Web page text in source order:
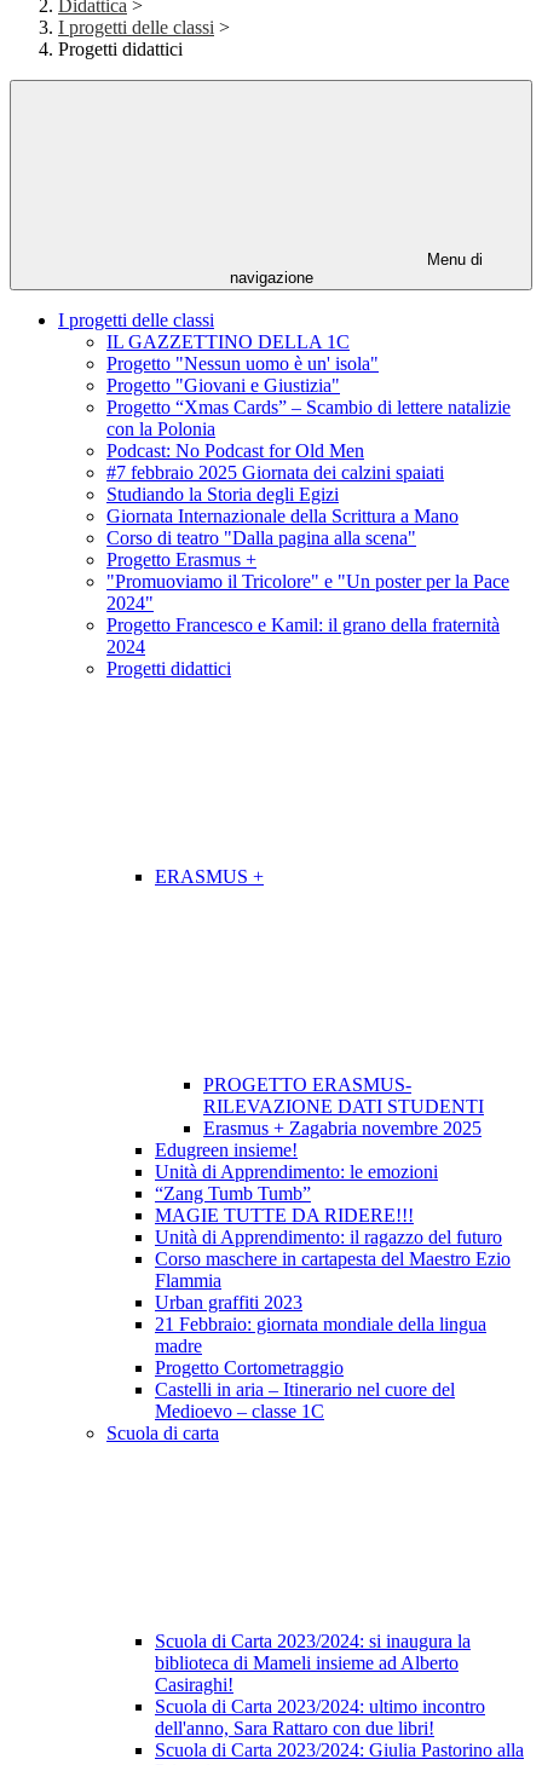
Didattica >
I progetti delle classi >
Progetti didattici
Menu di
navigazione
I progetti delle classi
IL GAZZETTINO DELLA 1C
Progetto "Nessun uomo è un' isola"
Progetto "Giovani e Giustizia"
Progetto “Xmas Cards” – Scambio di lettere natalizie
con la Polonia
Podcast: No Podcast for Old Men
#7 febbraio 2025 Giornata dei calzini spaiati
Studiando la Storia degli Egizi
Giornata Internazionale della Scrittura a Mano
Corso di teatro "Dalla pagina alla scena"
Progetto Erasmus +
"Promuoviamo il Tricolore" e "Un poster per la Pace
2024"
Progetto Francesco e Kamil: il grano della fraternità
2024
Progetti didattici
ERASMUS +
PROGETTO ERASMUS-
RILEVAZIONE DATI STUDENTI
Erasmus + Zagabria novembre 2025
Edugreen insieme!
Unità di Apprendimento: le emozioni
“Zang Tumb Tumb”
MAGIE TUTTE DA RIDERE!!!
Unità di Apprendimento: il ragazzo del futuro
Corso maschere in cartapesta del Maestro Ezio
Flammia
Urban graffiti 2023
21 Febbraio: giornata mondiale della lingua
madre
Progetto Cortometraggio
Castelli in aria – Itinerario nel cuore del
Medioevo – classe 1C
Scuola di carta
Scuola di Carta 2023/2024: si inaugura la
biblioteca di Mameli insieme ad Alberto
Casiraghi!
Scuola di Carta 2023/2024: ultimo incontro
dell'anno, Sara Rattaro con due libri!
Scuola di Carta 2023/2024: Giulia Pastorino alla